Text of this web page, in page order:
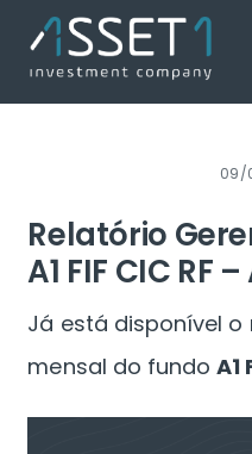
content
09/
Relatório
A1 FIF CIC RF
Já está disponível
mensal do fundoA1